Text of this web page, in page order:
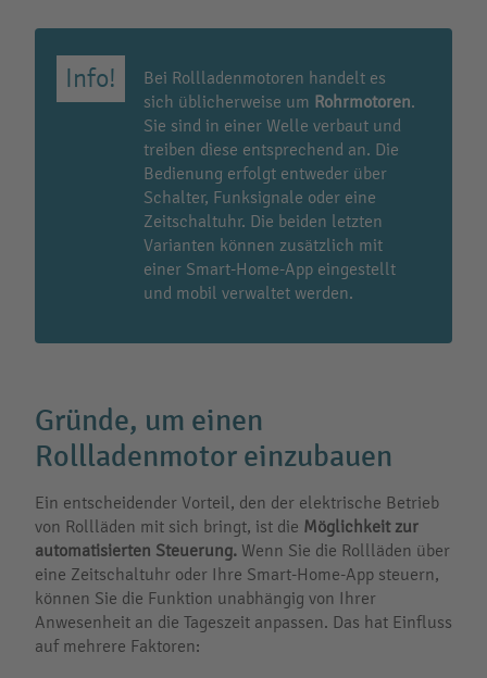
Bei Rollladenmotoren handelt es
sich üblicherweise um Rohrmotoren.
Sie sind in einer Welle verbaut und
treiben diese entsprechend an. Die
Bedienung erfolgt entweder über
Schalter, Funksignale oder eine
Zeitschaltuhr. Die beiden letzten
Varianten können zusätzlich mit
einer Smart-Home-App eingestellt
und mobil verwaltet werden.
Gründe, um einen
Rollladenmotor einzubauen
Ein entscheidender Vorteil, den der elektrische Betrieb
von Rollläden mit sich bringt, ist die Möglichkeit zur
automatisierten Steuerung. Wenn Sie die Rollläden über
eine Zeitschaltuhr oder Ihre Smart-Home-App steuern,
können Sie die Funktion unabhängig von Ihrer
Anwesenheit an die Tageszeit anpassen. Das hat Einfluss
auf mehrere Faktoren: